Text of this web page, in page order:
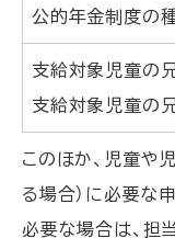
公的年金制度の
支給対象児童の
支給対象児童の
このほか、児童や
る場合）に必要な
必要な場合は、担